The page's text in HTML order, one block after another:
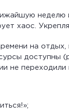
хаос.
на
доступны
переходили